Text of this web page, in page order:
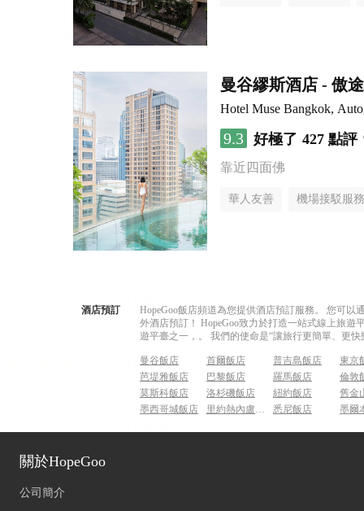
曼谷繆斯酒店 - 傲
Hotel Muse Bangkok,
9.3 好極了 427 點評
靠近四面佛
華人友善 機場接駁服務
酒店預訂
HopeGoo飯店頻道為您提供酒店預訂服務。 您可
外酒店預訂！ HopeGoo致力於打造一站式線上旅
遊平臺之一，。 我們的使命是“讓旅行更簡單、更
曼谷飯店 首爾飯店 普吉島飯店
東京
芭堤雅飯店
巴黎飯店 羅馬飯店
倫敦
莫斯科飯店
洛杉磯飯店 紐約飯店
舊金
墨西哥城飯店
里約熱內盧飯店 悉尼飯店 墨爾
關於HopeGoo
公司簡介